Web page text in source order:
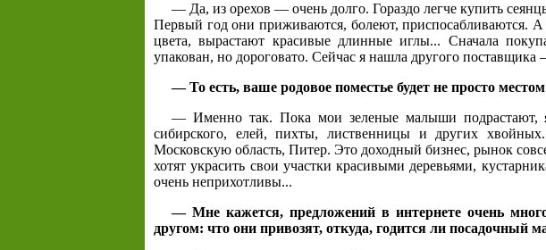
— Да, из орехов — очень долго. Гораздо легче купить
Первый год они приживаются, болеют, приспосабливаются. А
цвета, вырастают красивые длинные иглы... Сначала
упакован, но дороговато. Сейчас я нашла другого
— То есть, ваше родовое поместье будет не просто
— Именно так. Пока мои зеленые малыши подрастают,
сибирского, елей, пихты, лиственницы и других
Московскую область, Питер. Это доходный бизнес, рынок
хотят украсить свои участки красивыми деревьями,
очень неприхотливы...
— Мне кажется, предложений в интернете очень
другом: что они привозят, откуда, годится ли